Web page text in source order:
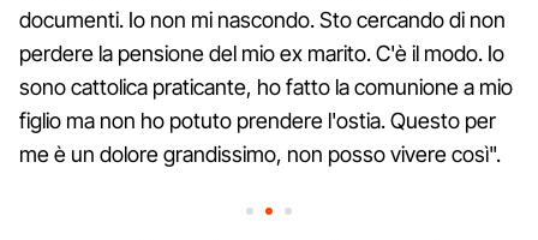
documenti. Io non mi nascondo. Sto cercando di non
perdere la pensione del mio ex marito. C'è il modo. Io
sono cattolica praticante, ho fatto la comunione a mio
figlio ma non ho potuto prendere l'ostia. Questo per
me è un dolore grandissimo, non posso vivere così".